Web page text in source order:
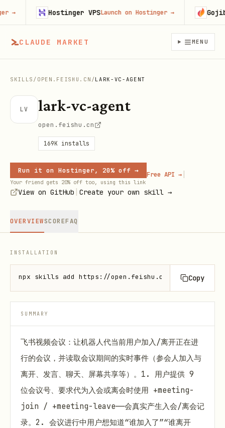
CLAUDE MARKET MENU
SKILLS / OPEN.FEISHU.CN /LARK-VC-AGENT
LV lark-vc-agent
open.feishu.cn
169K installs
Run it on Hostinger, 20% off →
Your friend gets 20% off too, using this link
Free API → |
View on GitHub Create your own skill →
OVERVIEWSCOREFAQ
INSTALLATION
npx skills add https://open.feishu.cn --skill lark-
Copy
SUMMARY
飞书视频会议：让机器人代当前用户加入/离开正在进
行的会议，并读取会议期间的实时事件（参会人加入与
离开、发言、聊天、屏幕共享等）。1. 用户提供 9
位会议号、要求代为入会或离会时使用 +meeting-
join / +meeting-leave——会真实产生入会/离会记
录。2. 会议进行中用户想知道“谁加入了”“谁离开
Hostinger VPS Launch on Hostinger→